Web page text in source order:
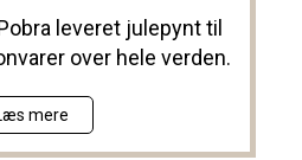
leveret julepynt til
over hele verden.
mere